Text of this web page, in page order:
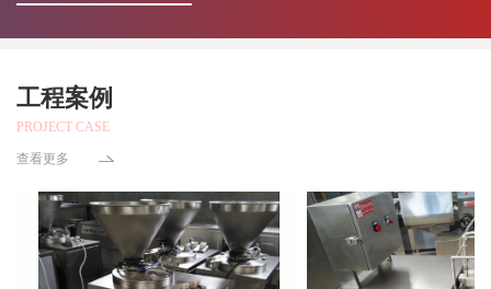
工程案例
PROJECT CASE
查看更多